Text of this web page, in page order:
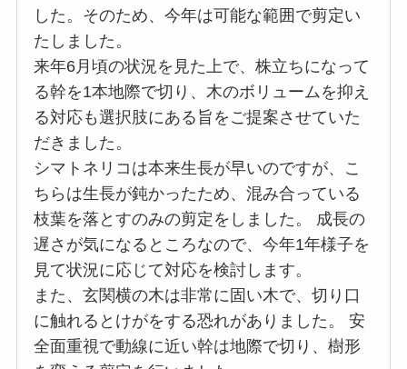
した。そのため、今年は可能な範囲で剪定い
たしました。
来年6月頃の状況を見た上で、株立ちになって
る幹を1本地際で切り、木のボリュームを抑え
る対応も選択肢にある旨をご提案させていた
だきました。
シマトネリコは本来生長が早いのですが、こ
ちらは生長が鈍かったため、混み合っている
枝葉を落とすのみの剪定をしました。 成長の
遅さが気になるところなので、今年1年様子を
見て状況に応じて対応を検討します。
また、玄関横の木は非常に固い木で、切り口
に触れるとけがをする恐れがありました。 安
全面重視で動線に近い幹は地際で切り、樹形